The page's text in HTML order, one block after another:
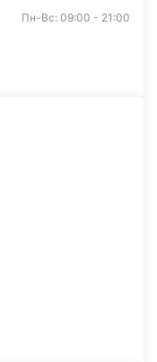
Пн-Вс: 09:00 - 21:00